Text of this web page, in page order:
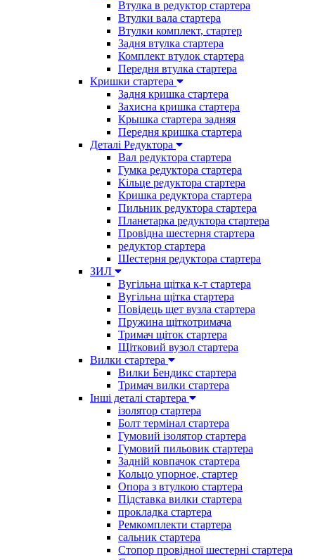
Втулка в редуктор стартера
Втулки вала стартера
Втулки комплект, стартер
Задня втулка стартера
Комплект втулок стартера
Передня втулка стартера
Кришки стартера
Задня кришка стартера
Захисна кришка стартера
Крышка стартера задняя
Передня кришка стартера
Деталі Редуктора
Вал редуктора стартера
Гумка редуктора стартера
Кільце редуктора стартера
Кришка редуктора стартера
Пильник редуктора стартера
Планетарка редуктора стартера
Провідна шестерня стартера
редуктор стартера
Шестерня редуктора стартера
ЗИЛ
Вугільна щітка к-т стартера
Вугільна щітка стартера
Повідець щет вузла стартера
Пружина щіткотримача
Тримач щіток стартера
Щітковий вузол стартера
Вилки стартера
Вилки Бендикс стартера
Тримач вилки стартера
Інші деталі стартера
ізолятор стартера
Болт термінал стартера
Гумовий ізолятор стартера
Гумовий пильовик стартера
Задній ковпачок стартера
Кольцо упорное, стартер
Опора з втулкою стартера
Підставка вилки стартера
прокладка стартера
Ремкомплекти стартера
сальник стартера
Стопор провідної шестерні стартера